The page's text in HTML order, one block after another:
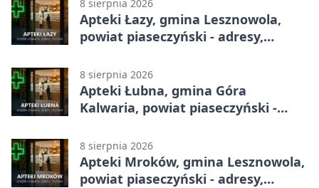
8 sierpnia 2026
Apteki Łazy, gmina Lesznowola,
powiat piaseczyński - adresy,
8 sierpnia 2026
Apteki Łubna, gmina Góra
Kalwaria, powiat piaseczyński -
8 sierpnia 2026
Apteki Mroków, gmina Lesznowola,
powiat piaseczyński - adresy,